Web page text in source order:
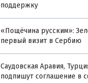
поддержку
«Пощёчина русским»:
первый визит в Сербию
Саудовская Аравия,
подпишут соглашение в